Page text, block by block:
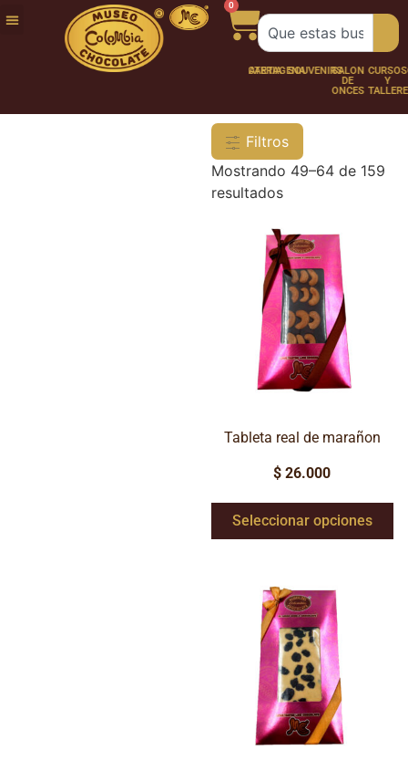
0
FUNDACIÓNNUESTRATRABAJA
CHOCOLATERÍA
CARTAGENASOUVENIRSSALÓN
DE
ONCES
CURSOS
Y
Filtros
Mostrando 49–64 de 159
resultados
Tableta real de marañon
$ 26.000
Seleccionar opciones